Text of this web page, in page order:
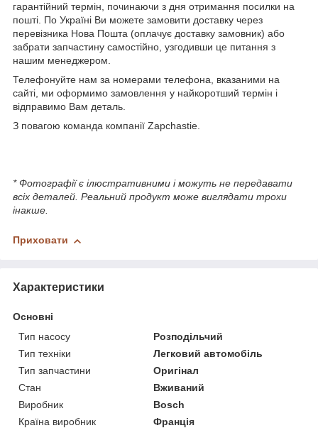
гарантійний термін, починаючи з дня отримання посилки на
пошті. По Україні Ви можете замовити доставку через
перевізника Нова Пошта (оплачує доставку замовник) або
забрати запчастину самостійно, узгодивши це питання з
нашим менеджером.
Телефонуйте нам за номерами телефона, вказаними на
сайті, ми оформимо замовлення у найкоротший термін і
відправимо Вам деталь.
З повагою команда компанії Zapchastie.
* Фотографії є ілюстративними і можуть не передавати
всіх деталей. Реальний продукт може виглядати трохи
інакше.
Приховати
Характеристики
Основні
Тип насосу
Розподільчий
Тип техніки
Легковий автомобіль
Тип запчастини
Оригінал
Стан
Вживаний
Виробник
Bosch
Країна виробник
Франція